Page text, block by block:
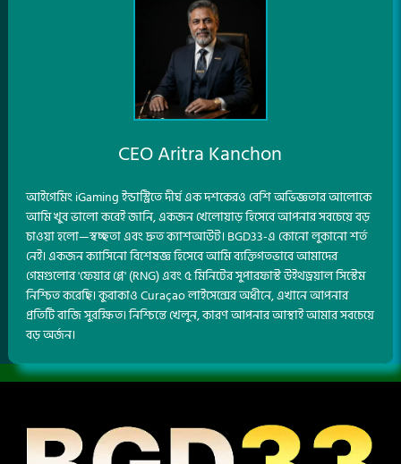
CEO Aritra Kanchon
আইগেমিং iGaming ইন্ডাস্ট্রিতে দীর্ঘ এক দশকেরও বেশি অভিজ্ঞতার আলোকে
আমি খুব ভালো করেই জানি, একজন খেলোয়াড় হিসেবে আপনার সবচেয়ে বড়
চাওয়া হলো—স্বচ্ছতা এবং দ্রুত ক্যাশআউট। BGD33-এ কোনো লুকানো শর্ত
নেই। একজন ক্যাসিনো বিশেষজ্ঞ হিসেবে আমি ব্যক্তিগতভাবে আমাদের
গেমগুলোর 'ফেয়ার প্লে' (RNG) এবং ৫ মিনিটের সুপারফাস্ট উইথড্রয়াল সিস্টেম
নিশ্চিত করেছি। কুরাকাও Curaçao লাইসেন্সের অধীনে, এখানে আপনার
প্রতিটি বাজি সুরক্ষিত। নিশ্চিন্তে খেলুন, কারণ আপনার আস্থাই আমার সবচেয়ে
বড় অর্জন।